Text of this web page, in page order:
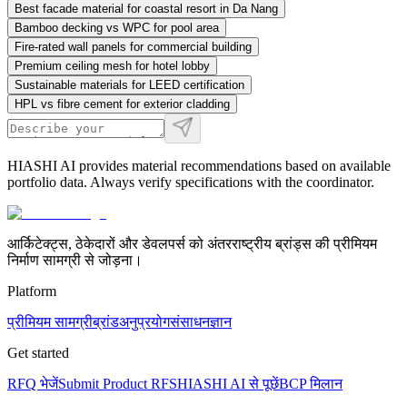
Best facade material for coastal resort in Da Nang
Bamboo decking vs WPC for pool area
Fire-rated wall panels for commercial building
Premium ceiling mesh for hotel lobby
Sustainable materials for LEED certification
HPL vs fibre cement for exterior cladding
HIASHI AI provides material recommendations based on available
portfolio data. Always verify specifications with the coordinator.
आर्किटेक्ट्स, ठेकेदारों और डेवलपर्स को अंतरराष्ट्रीय ब्रांड्स की प्रीमियम
निर्माण सामग्री से जोड़ना।
Platform
प्रीमियम सामग्रीब्रांडअनुप्रयोगसंसाधनज्ञान
Get started
RFQ भेजेंSubmit Product RFSHIASHI AI से पूछेंBCP मिलान